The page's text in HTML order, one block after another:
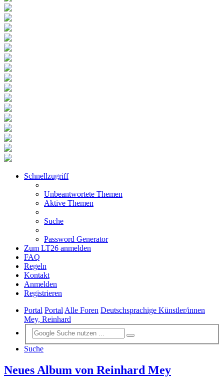
Schnellzugriff
Unbeantwortete Themen
Aktive Themen
Suche
Password Generator
Zum LT26 anmelden
FAQ
Regeln
Kontakt
Anmelden
Registrieren
Portal PortalAlle Foren Deutschsprachige Künstler/innen
Mey, Reinhard
Suche
Neues Album von Reinhard Mey